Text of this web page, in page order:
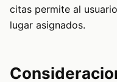
citas permite al
lugar asignados.